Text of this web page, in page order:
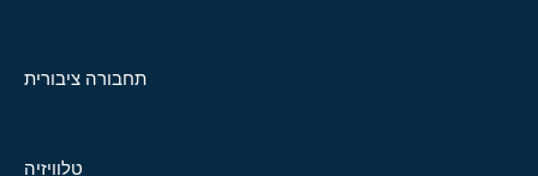
תחבורה ציבורית
טלוויזיה